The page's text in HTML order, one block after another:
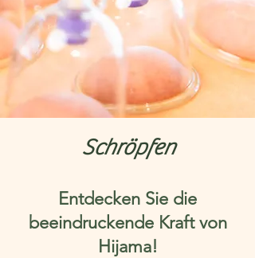
Schröpfen
Entdecken Sie die
beeindruckende Kraft von
Hijama!